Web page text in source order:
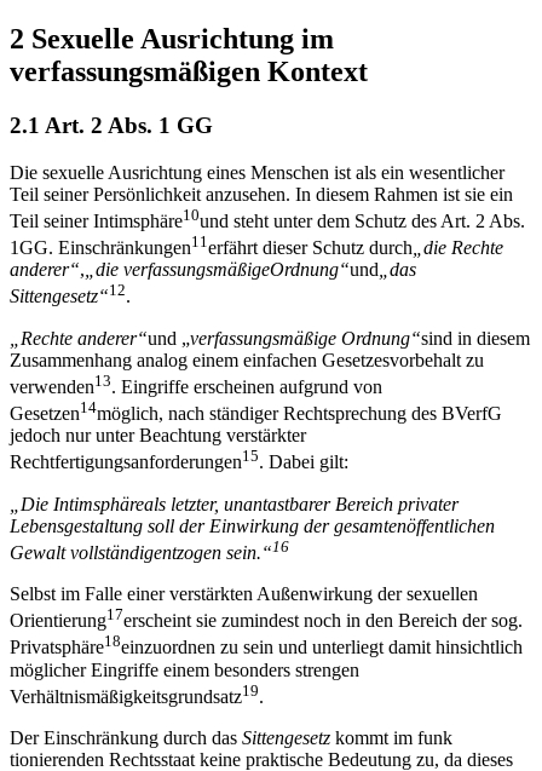
2 Sexuelle Ausrichtung im
verfassungsmäßigen Kontext
2.1 Art. 2 Abs. 1 GG
Die sexuelle Ausrichtung eines Menschen ist als ein wesentlicher
Teil seiner Persönlichkeit anzusehen. In diesem Rahmen ist sie ein
Teil seiner Intimsphäre10und steht unter dem Schutz des Art. 2 Abs.
1GG. Einschränkungen11erfährt dieser Schutz durch„die Rechte
anderer“,„die verfassungsmäßigeOrdnung“und„das
Sittengesetz“12.
Rechte anderer“und „verfassungsmäßige Ordnung“sind in diesem
Zusammenhang analog einem einfachen Gesetzesvorbehalt zu
verwenden13. Eingriffe erscheinen aufgrund von
Gesetzen14möglich, nach ständiger Rechtsprechung des BVerfG
jedoch nur unter Beachtung verstärkter
Rechtfertigungsanforderungen15. Dabei gilt:
Die Intimsphäreals letzter, unantastbarer Bereich privater
Lebensgestaltung soll der Einwirkung der gesamtenöffentlichen
Gewalt vollständigentzogen sein.“16
Selbst im Falle einer verstärkten Außenwirkung der sexuellen
Orientierung17erscheint sie zumindest noch in den Bereich der sog.
Privatsphäre18einzuordnen zu sein und unterliegt damit hinsichtlich
möglicher Eingriffe einem besonders strengen
Verhältnismäßigkeitsgrundsatz19.
Der Einschränkung durch das Sittengesetz kommt im funk
tionierenden Rechtsstaat keine praktische Bedeutung zu, da dieses